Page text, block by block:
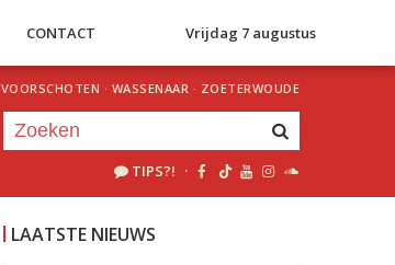
CONTACT Vrijdag 7 augustus
VOORSCHOTEN · WASSENAAR · ZOETERWOUDE
TIPS?! ·
LAATSTE NIEUWS